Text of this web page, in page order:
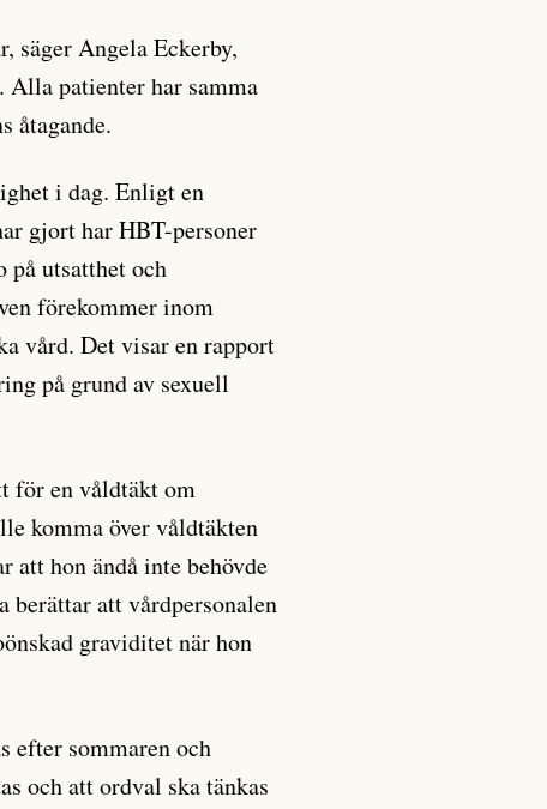
säger Angela Eckerby,
Alla patienter har samma
åtagande.
i dag. Enligt en
gjort har HBT-personer
på utsatthet och
förekommer inom
vård. Det visar en rapport
på grund av sexuell
för en våldtäkt om
komma över våldtäkten
att hon ändå inte behövde
berättar att vårdpersonalen
graviditet när hon
efter sommaren och
och att ordval ska tänkas